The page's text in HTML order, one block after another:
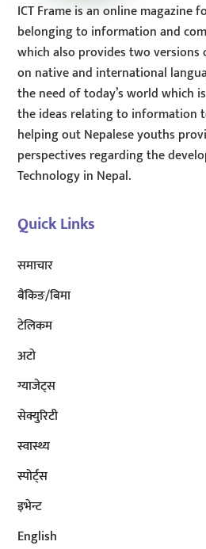
ICT Frame is an online magazine
belonging to information and
which also provides two versions
on native and international
the need of today’s world which
the ideas relating to information
helping out Nepalese youths
perspectives regarding the
Technology in Nepal.
Quick Links
समाचार
बैंकिङ/बिमा
टेलिकम
अटाे
ग्याजेट्स
सेक्युरिटी
स्वास्थ्य
स्पोर्ट्स
इभेन्ट
English